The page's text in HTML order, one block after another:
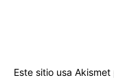
Este sitio usa